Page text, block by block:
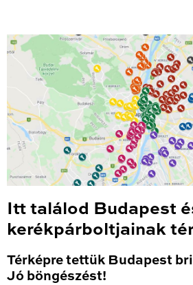
Itt találod Budapest
kerékpárboltjainak
Térképre tettük Budapest
Jó böngészést!